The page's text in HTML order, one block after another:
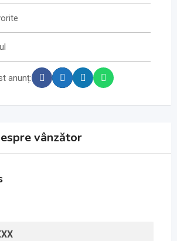
anunț:
vânzător